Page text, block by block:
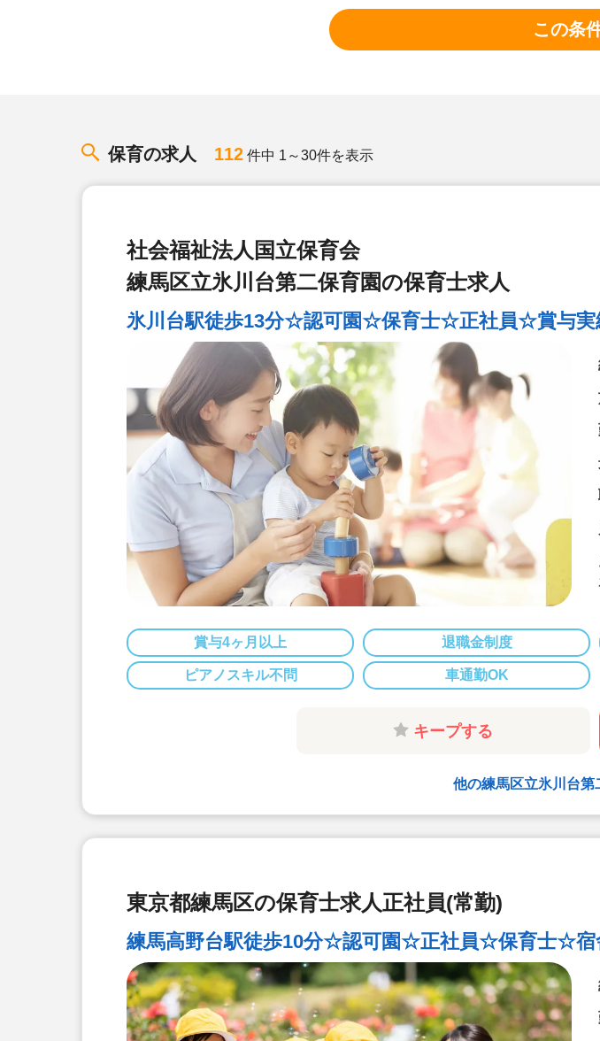
この条
保育の求人 112 件中 1～30件を表示
社会福祉法人国立保育会
練馬区立氷川台第二保育園の保育士求人
氷川台駅徒歩13分☆認可園☆保育士☆正社員☆賞与
賞与4ヶ月以上 退職金制度
ピアノスキル不問 車通勤OK
キープする
他の練馬区立氷川台第
東京都練馬区の保育士求人正社員(常勤)
練馬高野台駅徒歩10分☆認可園☆正社員☆保育士☆宿